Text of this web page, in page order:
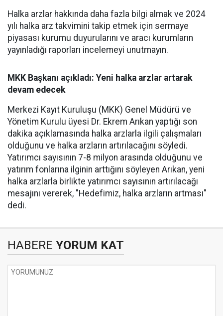
Halka arzlar hakkında daha fazla bilgi almak ve 2024
yılı halka arz takvimini takip etmek için sermaye
piyasası kurumu duyurularını ve aracı kurumların
yayınladığı raporları incelemeyi unutmayın.
MKK Başkanı açıkladı: Yeni halka arzlar artarak
devam edecek
Merkezi Kayıt Kuruluşu (MKK) Genel Müdürü ve
Yönetim Kurulu üyesi Dr. Ekrem Arıkan yaptığı son
dakika açıklamasında halka arzlarla ilgili çalışmaları
olduğunu ve halka arzların artırılacağını söyledi.
Yatırımcı sayısının 7-8 milyon arasında olduğunu ve
yatırım fonlarına ilginin arttığını söyleyen Arıkan, yeni
halka arzlarla birlikte yatırımcı sayısının artırılacağı
mesajını vererek, "Hedefimiz, halka arzların artması"
dedi.
HABERE YORUM KAT